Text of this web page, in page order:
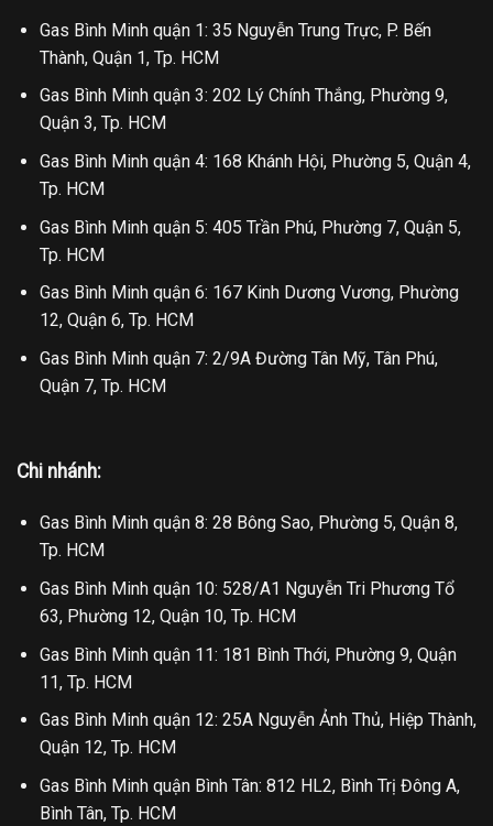
Gas Bình Minh quận 1: 35 Nguyễn Trung Trực, P. Bến
Thành, Quận 1, Tp. HCM
Gas Bình Minh quận 3: 202 Lý Chính Thắng, Phường 9,
Quận 3, Tp. HCM
Gas Bình Minh quận 4: 168 Khánh Hội, Phường 5, Quận 4,
Tp. HCM
Gas Bình Minh quận 5: 405 Trần Phú, Phường 7, Quận 5,
Tp. HCM
Gas Bình Minh quận 6: 167 Kinh Dương Vương, Phường
12, Quận 6, Tp. HCM
Gas Bình Minh quận 7: 2/9A Đường Tân Mỹ, Tân Phú,
Quận 7, Tp. HCM
Chi nhánh:
Gas Bình Minh quận 8: 28 Bông Sao, Phường 5, Quận 8,
Tp. HCM
Gas Bình Minh quận 10: 528/A1 Nguyễn Tri Phương Tổ
63, Phường 12, Quận 10, Tp. HCM
Gas Bình Minh quận 11: 181 Bình Thới, Phường 9, Quận
11, Tp. HCM
Gas Bình Minh quận 12: 25A Nguyễn Ảnh Thủ, Hiệp Thành,
Quận 12, Tp. HCM
Gas Bình Minh quận Bình Tân: 812 HL2, Bình Trị Đông A,
Bình Tân, Tp. HCM